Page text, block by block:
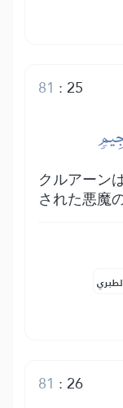
25
:
81
クルアーン
された悪魔
26
:
81